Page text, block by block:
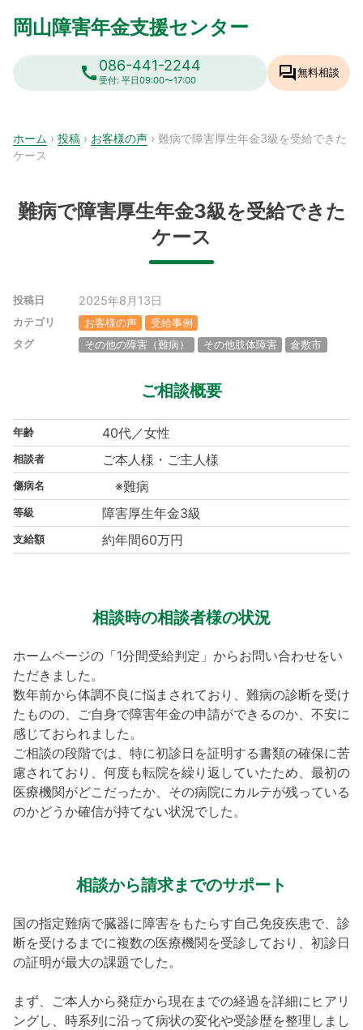
岡山障害年金支援センター
call086-441-2244
受付: 平日09:00〜17:00 forum無料相談
ホーム › 投稿 › お客様の声 › 難病で障害厚生年金3級を受給できた
ケース
難病で障害厚生年金3級を受給できた
ケース
投稿日 2025年8月13日
カテゴリ お客様の声
受給事例
タグ
その他の障害（難病） その他肢体障害 倉敷市
ご相談概要
年齢 40代／女性
相談者 ご本人様・ご主人様
傷病名 ※難病
等級 障害厚生年金3級
支給額 約年間60万円
相談時の相談者様の状況
ホームページの「1分間受給判定」からお問い合わせをい
ただきました。
数年前から体調不良に悩まされており、難病の診断を受け
たものの、ご自身で障害年金の申請ができるのか、不安に
感じておられました。
ご相談の段階では、特に初診日を証明する書類の確保に苦
慮されており、何度も転院を繰り返していたため、最初の
医療機関がどこだったか、その病院にカルテが残っている
のかどうか確信が持てない状況でした。
相談から請求までのサポート
国の指定難病で臓器に障害をもたらす自己免疫疾患で、診
断を受けるまでに複数の医療機関を受診しており、初診日
の証明が最大の課題でした。
まず、ご本人から発症から現在までの経過を詳細にヒアリ
ングし、時系列に沿って病状の変化や受診歴を整理しまし